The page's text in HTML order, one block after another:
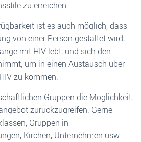
zu erreichen.
ist es auch möglich, dass
von einer Person gestaltet wird,
mit HIV lebt, und sich den
um in einen Austausch über
zu kommen.
Gruppen die Möglichkeit,
zurückzugreifen. Gerne
Gruppen in
Kirchen, Unternehmen usw.